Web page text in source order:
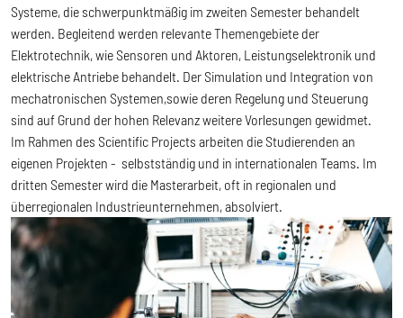
Systeme, die schwerpunktmäßig im zweiten Semester behandelt
werden. Begleitend werden relevante Themengebiete der
Elektrotechnik, wie Sensoren und Aktoren, Leistungselektronik und
elektrische Antriebe behandelt. Der Simulation und Integration von
mechatronischen Systemen,sowie deren Regelung und Steuerung
sind auf Grund der hohen Relevanz weitere Vorlesungen gewidmet.
Im Rahmen des Scientific Projects arbeiten die Studierenden an
eigenen Projekten - selbstständig und in internationalen Teams. Im
dritten Semester wird die Masterarbeit, oft in regionalen und
überregionalen Industrieunternehmen, absolviert.